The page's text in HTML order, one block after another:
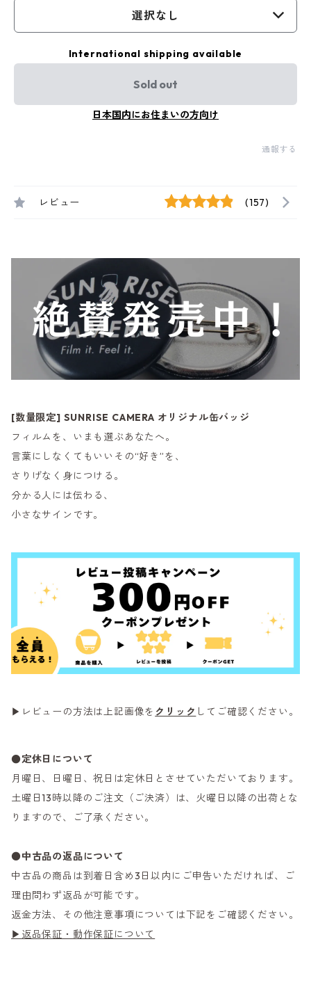
選択なし
International shipping available
Sold out
日本国内にお住まいの方向け
通報する
レビュー (157)
[数量限定] SUNRISE CAMERA オリジナル缶バッジ
フィルムを、いまも選ぶあなたへ。
言葉にしなくてもいいその“好き”を、
さりげなく身につける。
分かる人には伝わる、
小さなサインです。
▶レビューの方法は上記画像を クリック してご確認ください。
●定休日について
月曜日、日曜日、祝日は定休日とさせていただいております。
土曜日13時以降のご注文（ご決済）は、火曜日以降の出荷とな
りますので、ご了承ください。
●中古品の返品について
中古品の商品は到着日含め3日以内にご申告いただければ、ご
理由問わず返品が可能です。
返金方法、その他注意事項については下記をご確認ください。
▶返品保証・動作保証について